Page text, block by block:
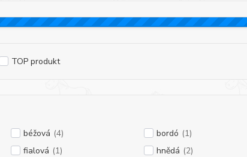
TOP produkt
béžová (4) bordó (1)
fialová (1) hnědá (2)